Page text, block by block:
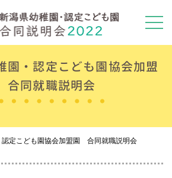
園・認定こども園協会加盟
同就職説明会
認定こども園協会加盟園 合同就職説明会